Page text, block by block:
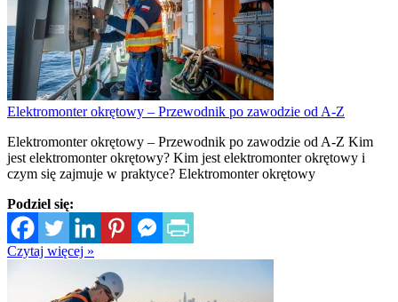
Elektromonter okrętowy – Przewodnik po zawodzie od A-Z
Elektromonter okrętowy – Przewodnik po zawodzie od A-Z Kim
jest elektromonter okrętowy? Kim jest elektromonter okrętowy i
czym się zajmuje w praktyce? Elektromonter okrętowy
Podziel się:
Czytaj więcej »